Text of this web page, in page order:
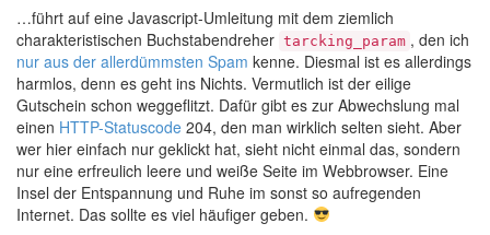
…führt auf eine Javascript-Umleitung mit dem ziemlich
charakteristischen Buchstabendreher tarcking_param , den ich
nur aus der allerdümmsten Spam kenne. Diesmal ist es allerdings
harmlos, denn es geht ins Nichts. Vermutlich ist der eilige
Gutschein schon weggeflitzt. Dafür gibt es zur Abwechslung mal
einen HTTP-Statuscode 204, den man wirklich selten sieht. Aber
wer hier einfach nur geklickt hat, sieht nicht einmal das, sondern
nur eine erfreulich leere und weiße Seite im Webbrowser. Eine
Insel der Entspannung und Ruhe im sonst so aufregenden
Internet. Das sollte es viel häufiger geben.